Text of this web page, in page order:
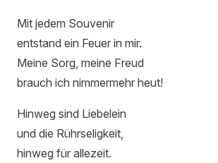
Mit jedem Souvenir
entstand ein Feuer in mir.
Meine Sorg, meine Freud
brauch ich nimmermehr heut!
Hinweg sind Liebelein
und die Rührseligkeit,
hinweg für allezeit.